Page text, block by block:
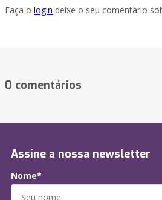
Faça o login deixe o seu comentário
0 comentários
Assine a nossa newsletter
Nome*